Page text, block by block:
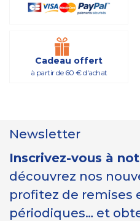
Cadeau offert
à partir de 60 € d'achat
Newsletter
Inscrivez-vous à
découvrez nos
profitez de remises
périodiques… et